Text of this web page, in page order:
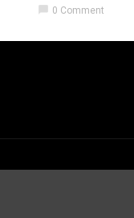
chat_bubble 0 Comment